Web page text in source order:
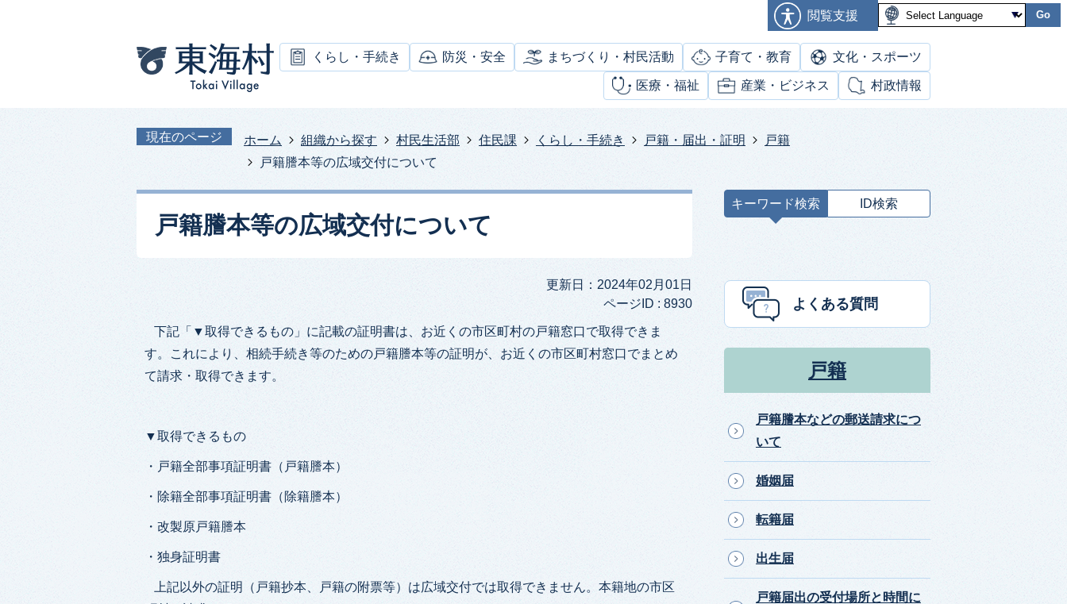
閲覧支援 Go
くらし・手続き 防災・安全 まちづくり・村民活動 子育て・教育 文化・スポーツ
医療・福祉 産業・ビジネス 村政情報
現在のページ ホーム 組織から探す 村民生活部 住民課 くらし・手続き 戸籍・届出・証明
戸籍
戸籍謄本等の広域交付について
戸籍謄本等の広域交付について
更新日：2024年02月01日
ページID : 8930
下記「▼取得できるもの」に記載の証明書は、お近くの市区町村の戸籍窓口で取得できま
す。これにより、相続手続き等のための戸籍謄本等の証明が、お近くの市区町村窓口でまとめ
て請求・取得できます。
▼取得できるもの
・戸籍全部事項証明書（戸籍謄本）
・除籍全部事項証明書（除籍謄本）
・改製原戸籍謄本
・独身証明書
上記以外の証明（戸籍抄本、戸籍の附票等）は広域交付では取得できません。本籍地の市区
キーワード検索 ID検索
ー
よくある質問
戸籍
戸籍謄本などの郵送請求につ
いて
婚姻届
転籍届
出生届
戸籍届出の受付場所と時間に